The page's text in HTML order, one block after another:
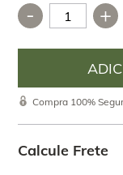
- +
Compra 100%
Calcule Frete